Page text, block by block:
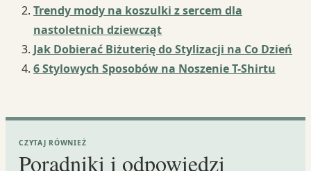
Trendy mody na koszulki z sercem dla
nastoletnich dziewcząt
Jak Dobierać Biżuterię do Stylizacji na Co Dzień
6 Stylowych Sposobów na Noszenie T-Shirtu
CZYTAJ RÓWNIEŻ
Poradniki i odpowiedzi